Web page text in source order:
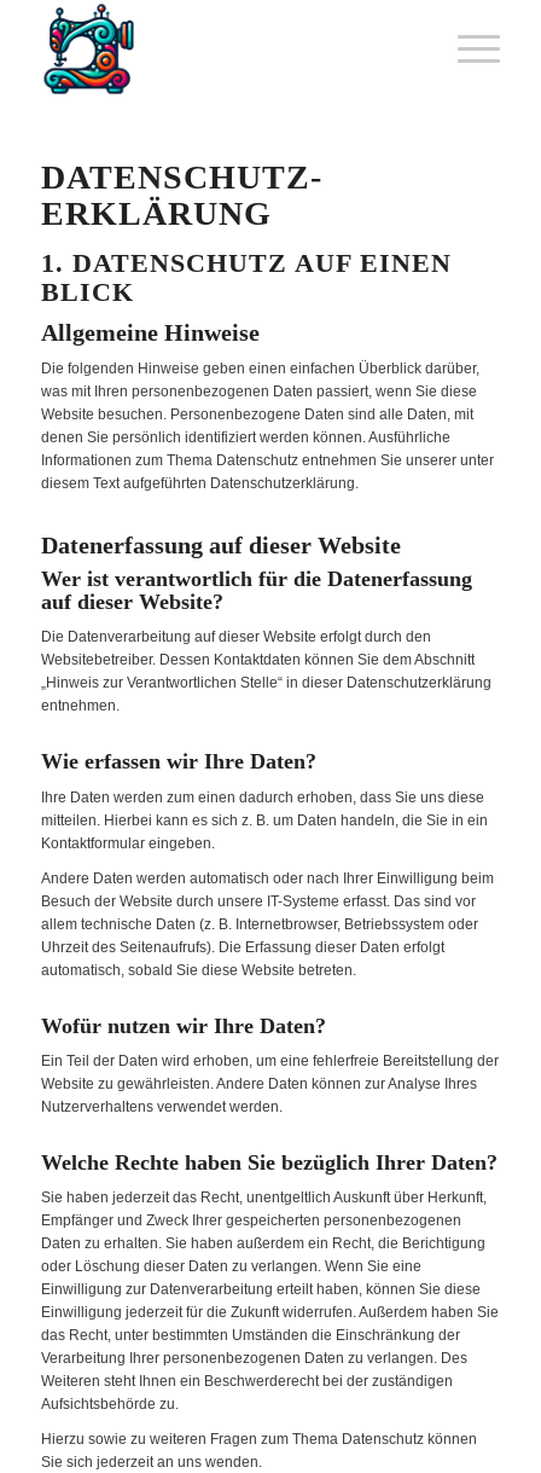
DATENSCHUTZ­
ERKLÄRUNG
1. DATENSCHUTZ AUF EINEN
BLICK
Allgemeine Hinweise
Die folgenden Hinweise geben einen einfachen Überblick darüber,
was mit Ihren personenbezogenen Daten passiert, wenn Sie diese
Website besuchen. Personenbezogene Daten sind alle Daten, mit
denen Sie persönlich identifiziert werden können. Ausführliche
Informationen zum Thema Datenschutz entnehmen Sie unserer unter
diesem Text aufgeführten Datenschutzerklärung.
Datenerfassung auf dieser Website
Wer ist verantwortlich für die Datenerfassung
auf dieser Website?
Die Datenverarbeitung auf dieser Website erfolgt durch den
Websitebetreiber. Dessen Kontaktdaten können Sie dem Abschnitt
„Hinweis zur Verantwortlichen Stelle“ in dieser Datenschutzerklärung
entnehmen.
Wie erfassen wir Ihre Daten?
Ihre Daten werden zum einen dadurch erhoben, dass Sie uns diese
mitteilen. Hierbei kann es sich z. B. um Daten handeln, die Sie in ein
Kontaktformular eingeben.
Andere Daten werden automatisch oder nach Ihrer Einwilligung beim
Besuch der Website durch unsere IT-Systeme erfasst. Das sind vor
allem technische Daten (z. B. Internetbrowser, Betriebssystem oder
Uhrzeit des Seitenaufrufs). Die Erfassung dieser Daten erfolgt
automatisch, sobald Sie diese Website betreten.
Wofür nutzen wir Ihre Daten?
Ein Teil der Daten wird erhoben, um eine fehlerfreie Bereitstellung der
Website zu gewährleisten. Andere Daten können zur Analyse Ihres
Nutzerverhaltens verwendet werden.
Welche Rechte haben Sie bezüglich Ihrer Daten?
Sie haben jederzeit das Recht, unentgeltlich Auskunft über Herkunft,
Empfänger und Zweck Ihrer gespeicherten personenbezogenen
Daten zu erhalten. Sie haben außerdem ein Recht, die Berichtigung
oder Löschung dieser Daten zu verlangen. Wenn Sie eine
Einwilligung zur Datenverarbeitung erteilt haben, können Sie diese
Einwilligung jederzeit für die Zukunft widerrufen. Außerdem haben Sie
das Recht, unter bestimmten Umständen die Einschränkung der
Verarbeitung Ihrer personenbezogenen Daten zu verlangen. Des
Weiteren steht Ihnen ein Beschwerderecht bei der zuständigen
Aufsichtsbehörde zu.
Hierzu sowie zu weiteren Fragen zum Thema Datenschutz können
Sie sich jederzeit an uns wenden.